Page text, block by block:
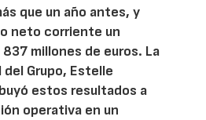
que un año antes, y
neto corriente un
millones de euros. La
Grupo, Estelle
estos resultados a
operativa en un